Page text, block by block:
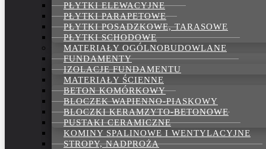
PŁYTKI ELEWACYJNE
PŁYTKI PARAPETOWE
PŁYTKI POSADZKOWE, TARASOWE
PŁYTKI SCHODOWE
MATERIAŁY OGÓLNOBUDOWLANE
FUNDAMENTY
IZOLACJE FUNDAMENTU
MATERIAŁY ŚCIENNE
BETON KOMÓRKOWY
BLOCZEK WAPIENNO-PIASKOWY
BLOCZKI KERAMZYTO-BETONOWE
PUSTAKI CERAMICZNE
KOMINY SPALINOWE I WENTYLACYJNE
STROPY, NADPROŻA